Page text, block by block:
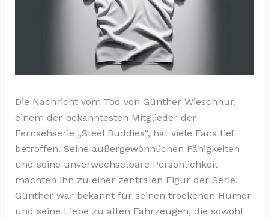
Die Nachricht vom Tod von Günther Wieschnur,
einem der bekanntesten Mitglieder der
Fernsehserie „Steel Buddies“, hat viele Fans tief
betroffen. Seine außergewöhnlichen Fähigkeiten
und seine unverwechselbare Persönlichkeit
machten ihn zu einer zentralen Figur der Serie.
Günther war bekannt für seinen trockenen Humor
und seine Liebe zu alten Fahrzeugen, die sowohl